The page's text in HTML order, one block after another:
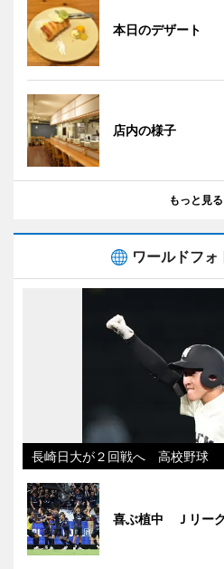
本日のデザート
店内の様子
もっと見る
ワールドフォ
長崎日大が２回戦へ 高校野球
喜ぶ植中 Ｊリー